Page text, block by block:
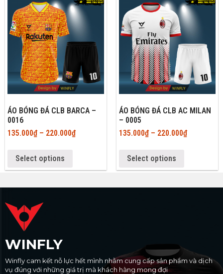
ÁO BÓNG ĐÁ CLB BARCA –
0016
135.000₫– 220.000₫
Select options
ÁO BÓNG ĐÁ CLB AC MILAN
– 0005
135.000₫– 220.000₫
Select options
WINFLY
Winfly cam kết nỗ lực hết mình nhằm cung cấp sản phẩm và dịch
vụ đúng với những giá trị mà khách hàng mong đợi